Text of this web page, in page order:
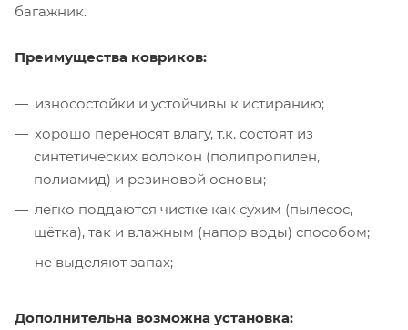
багажник.
Преимущества ковриков:
износостойки и устойчивы к истиранию;
хорошо переносят влагу, т.к. состоят из
синтетических волокон (полипропилен,
полиамид) и резиновой основы;
легко поддаются чистке как сухим (пылесос,
щётка), так и влажным (напор воды) способом;
не выделяют запах;
Дополнительна возможна установка: